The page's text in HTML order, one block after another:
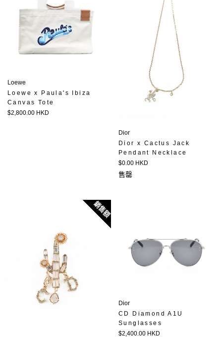
Loewe
Loewe x Paula's Ibiza
Canvas Tote
定
$2,800.00 HKD
Dior
Dior x Cactus Jack
Pendant Necklace
定
價
$0.00 HKD
售罄
銷售額
Dior
CD Diamond A1U
Sunglasses
定
$2,400.00 HKD